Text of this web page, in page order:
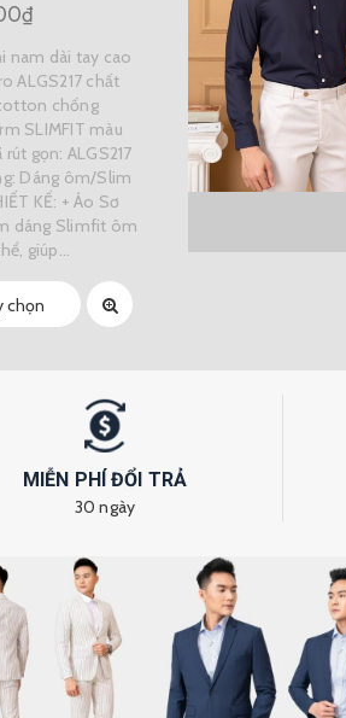
nam dài tay cao
ALGS217 chất
chống
SLIMFIT màu
rút gọn: ALGS217
Dáng ôm/Slim
KẾ: + Áo Sơ
dáng Slimfit ôm
giúp...
chọn
MIỄN PHÍ ĐỔI TRẢ
30 ngày